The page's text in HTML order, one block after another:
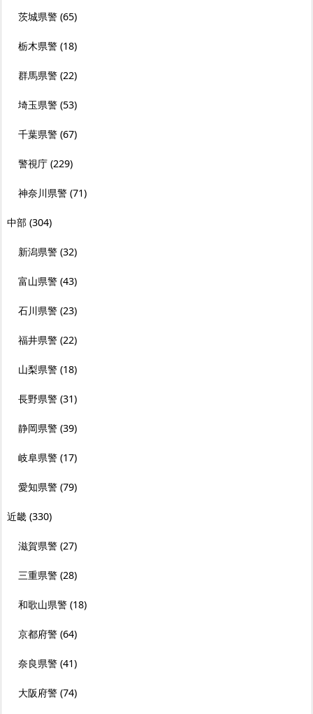
茨城県警 (65)
栃木県警 (18)
群馬県警 (22)
埼玉県警 (53)
千葉県警 (67)
警視庁 (229)
神奈川県警 (71)
中部 (304)
新潟県警 (32)
富山県警 (43)
石川県警 (23)
福井県警 (22)
山梨県警 (18)
長野県警 (31)
静岡県警 (39)
岐阜県警 (17)
愛知県警 (79)
近畿 (330)
滋賀県警 (27)
三重県警 (28)
和歌山県警 (18)
京都府警 (64)
奈良県警 (41)
大阪府警 (74)